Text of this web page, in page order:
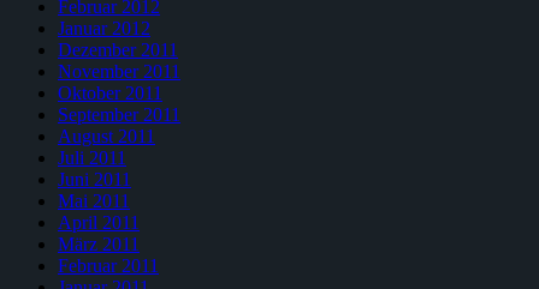
Februar 2012
Januar 2012
Dezember 2011
November 2011
Oktober 2011
September 2011
August 2011
Juli 2011
Juni 2011
Mai 2011
April 2011
März 2011
Februar 2011